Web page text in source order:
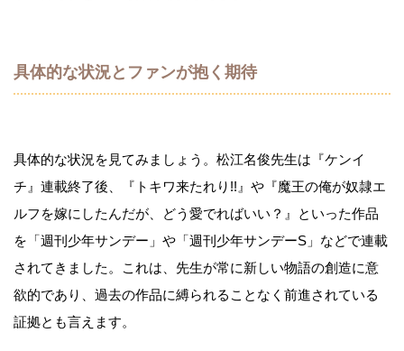
具体的な状況とファンが抱く期待
具体的な状況を見てみましょう。松江名俊先生は『ケンイ
チ』連載終了後、『トキワ来たれり!!』や『魔王の俺が奴隷エ
ルフを嫁にしたんだが、どう愛でればいい？』といった作品
を「週刊少年サンデー」や「週刊少年サンデーS」などで連載
されてきました。これは、先生が常に新しい物語の創造に意
欲的であり、過去の作品に縛られることなく前進されている
証拠とも言えます。